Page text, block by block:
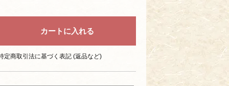
定商取引法に基づく表記 (返品など)